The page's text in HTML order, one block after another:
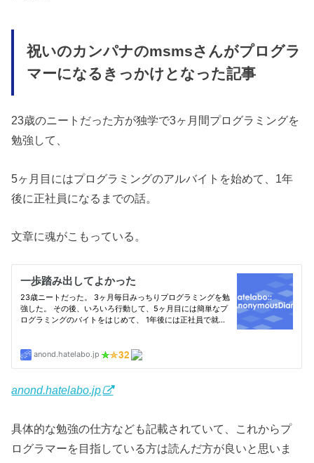
祝いのカンパナのmsmsさんがプログラ
マーになるきっかけとなった記事
23歳のニートだった方が独学で3ヶ月間プログラミングを
勉強して、
5ヶ月目にはプログラミングのアルバイトを始めて、1年
後に正社員になるまでの話。
文章に魂がこもっている。
anond.hatelabo.jp
具体的な勉強の仕方なども記載されていて、これからプ
ログラマーを目指している方は読んだ方が良いと思いま